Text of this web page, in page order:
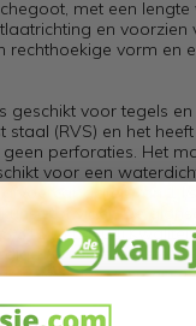
met een
en
rechthoekige vorm
voor tegels
(RVS) en het
perforaties. Het
voor een
van 1
vloer. De
L
uit roestvast staal
is voorzien van een
J. Ook is